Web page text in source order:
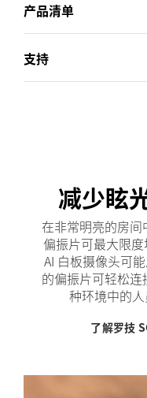
产品清单
支持
减少眩
在非常明亮的房间
偏振片可最大限
AI 白板摄像头可
的偏振片可轻松连
种环境中的人
了解罗技